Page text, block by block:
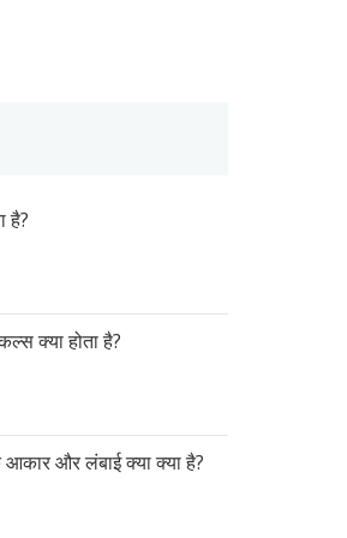
है?
क्या होता है?
और लंबाई क्या क्या है?